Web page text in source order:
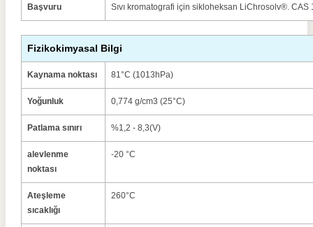
Başvuru Sıvı kromatografi için sikloheksan LiChrosolv®. CAS
Fizikokimyasal Bilgi
Kaynama noktası 81°C (1013hPa)
Yoğunluk 0,774 g/cm3 (25°C)
Patlama sınırı %1,2 - 8,3(V)
alevlenme
noktası
-20 °C
Ateşleme
sıcaklığı
260°C